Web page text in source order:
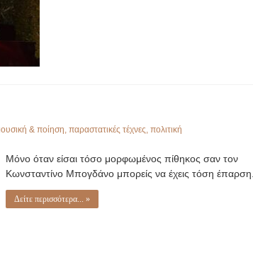
& ποίηση παραστατικές τέχνες πολιτική
Μόνο όταν είσαι τόσο μορφωμένος πίθηκος σαν τον
Κωνσταντίνο Μπογδάνο μπορείς να έχεις τόση έπαρση..
Δείτε περισσότερα... »